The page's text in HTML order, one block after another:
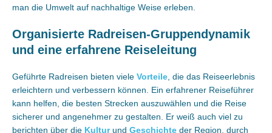
man die Umwelt auf nachhaltige Weise erleben.
Organisierte Radreisen-Gruppendynamik
und eine erfahrene Reiseleitung
Geführte Radreisen bieten viele Vorteile , die das Reiseerlebnis
erleichtern und verbessern können. Ein erfahrener Reiseführer
kann helfen, die besten Strecken auszuwählen und die Reise
sicherer und angenehmer zu gestalten. Er weiß auch viel zu
berichten über die Kulturund Geschichte der Region, durch